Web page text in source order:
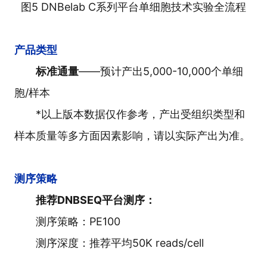
图5 DNBelab C系列平台单细胞技术实验全流程
产品类型
标准通量——预计产出5,000-10,000个单细
胞/样本
*以上版本数据仅作参考，产出受组织类型和
样本质量等多方面因素影响，请以实际产出为准。
测序策略
推荐DNBSEQ平台测序：
测序策略：PE100
测序深度：推荐平均50K reads/cell